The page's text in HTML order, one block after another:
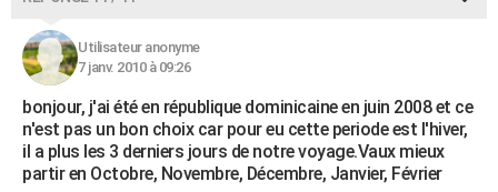
Utilisateur anonyme
7 janv. 2010 à 09:26
bonjour, j'ai été en république dominicaine en juin 2008 et ce
n'est pas un bon choix car pour eu cette periode est l'hiver,
il a plus les 3 derniers jours de notre voyage.Vaux mieux
partir en Octobre, Novembre, Décembre, Janvier, Février